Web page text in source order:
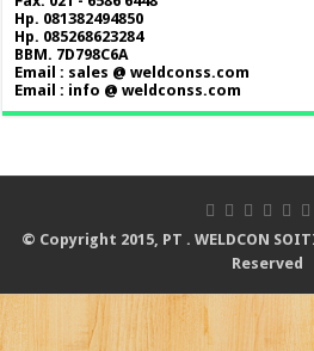
Hp. 081382494850
Hp. 085268623284
BBM. 7D798C6A
Email : sales @ weldconss.com
Email : info @ weldconss.com
© Copyright 2015, PT . WELDCON
Reserved